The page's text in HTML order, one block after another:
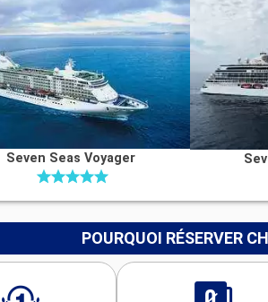
Seven Seas Voyager
POURQUOI RÉSERVER